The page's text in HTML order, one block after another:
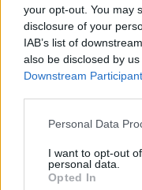
your opt-out. You may
disclosure of your
IAB’s list of
also be disclosed by
Downstream
Personal Data
I want to opt-out
personal data.
Opted In
Falta de médicos
novo urgências em
ARTIGOS